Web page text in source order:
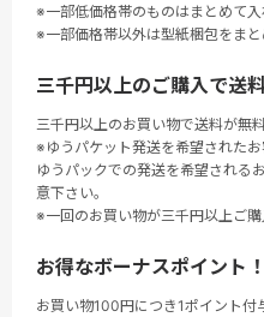
※一部低価格帯のものはまとめて入
※一部価格帯以外は型紙梱包をまと
三千円以上のご購入で送
三千円以上のお買い物で送料が無料
※ゆうパケット発送を希望されたお
ゆうパックでの発送を希望される
意下さい。
※一回のお買い物が三千円以上ご購
お得なボーナスポイント！
お買い物100円につき1ポイント付